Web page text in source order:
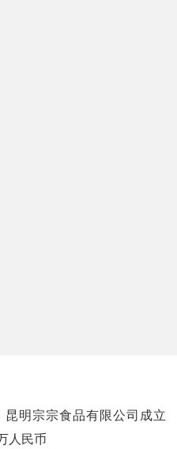
昆明宗宗食品有限公司成立
人民币